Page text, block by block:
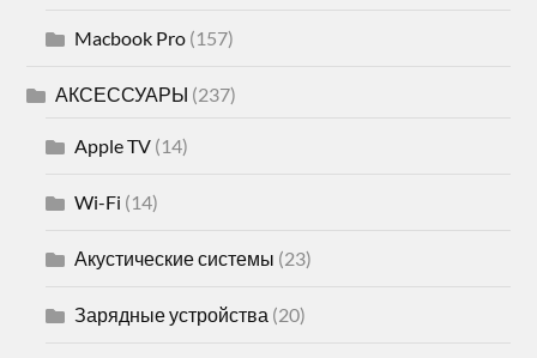
Macbook Pro (157)
АКСЕССУАРЫ (237)
Apple TV (14)
Wi-Fi (14)
Акустические системы (23)
Зарядные устройства (20)